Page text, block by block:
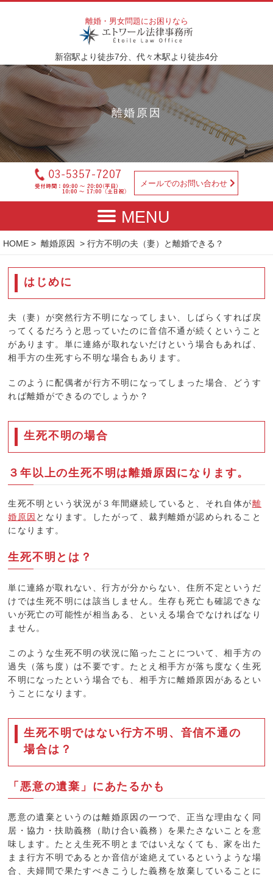
離婚・男女問題にお困りなら
新宿駅より徒歩7分、代々木駅より徒歩4分
離婚原因
メールでのお問い合わせ
HOME > 離婚原因 > 行方不明の夫（妻）と離婚できる？
はじめに
夫（妻）が突然行方不明になってしまい、しばらくすれば戻
ってくるだろうと思っていたのに音信不通が続くということ
があります。単に連絡が取れないだけという場合もあれば、
相手方の生死すら不明な場合もあります。
このように配偶者が行方不明になってしまった場合、どうす
れば離婚ができるのでしょうか？
生死不明の場合
３年以上の生死不明は離婚原因になります。
生死不明という状況が３年間継続していると、それ自体が離
婚原因 となります。したがって、裁判離婚が認められること
になります。
生死不明とは？
単に連絡が取れない、行方が分からない、住所不定というだ
けでは生死不明には該当しません。生存も死亡も確認できな
いが死亡の可能性が相当ある、といえる場合でなければなり
ません。
このような生死不明の状況に陥ったことについて、相手方の
過失（落ち度）は不要です。たとえ相手方が落ち度なく生死
不明になったという場合でも、相手方に離婚原因があるとい
うことになります。
生死不明ではない行方不明、音信不通の
場合は？
「悪意の遺棄」にあたるかも
悪意の遺棄というのは離婚原因の一つで、正当な理由なく同
居・協力・扶助義務（助け合い義務）を果たさないことを意
味します。たとえ生死不明とまではいえなくても、家を出た
まま行方不明であるとか音信が途絶えているというような場
合、夫婦間で果たすべきこうした義務を放棄していることに